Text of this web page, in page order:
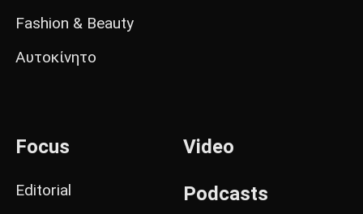
Fashion & Beauty
Αυτοκίνητο
Focus
Editorial
Video
Podcasts